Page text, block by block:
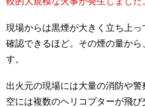
現場からは黒煙が大きく立ち上
確認できるほど。その煙の量か
す。
出火元の現場には大量の消防や
空には複数のヘリコプターが飛